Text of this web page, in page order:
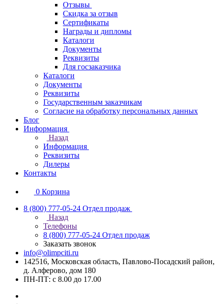
Отзывы
Скидка за отзыв
Сертификаты
Награды и дипломы
Каталоги
Документы
Реквизиты
Для госзаказчика
Каталоги
Документы
Реквизиты
Государственным заказчикам
Согласие на обработку персональных данных
Блог
Информация
Назад
Информация
Реквизиты
Дилеры
Контакты
0 Корзина
8 (800) 777-05-24 Отдел продаж
Назад
Телефоны
8 (800) 777-05-24 Отдел продаж
Заказать звонок
info@olimpciti.ru
142516, Московская область, Павлово-Посадский район,
д. Алферово, дом 180
ПН-ПТ: с 8.00 до 17.00